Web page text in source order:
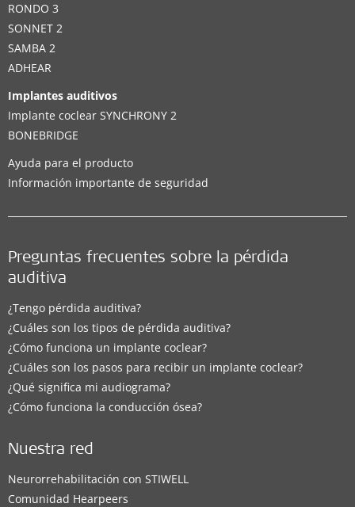
RONDO 3
SONNET 2
SAMBA 2
ADHEAR
Implantes auditivos
Implante coclear SYNCHRONY 2
BONEBRIDGE
Ayuda para el producto
Información importante de seguridad
Preguntas frecuentes sobre la pérdida
auditiva
¿Tengo pérdida auditiva?
¿Cuáles son los tipos de pérdida auditiva?
¿Cómo funciona un implante coclear?
¿Cuáles son los pasos para recibir un implante coclear?
¿Qué significa mi audiograma?
¿Cómo funciona la conducción ósea?
Nuestra red
Neurorrehabilitación con STIWELL
Comunidad Hearpeers